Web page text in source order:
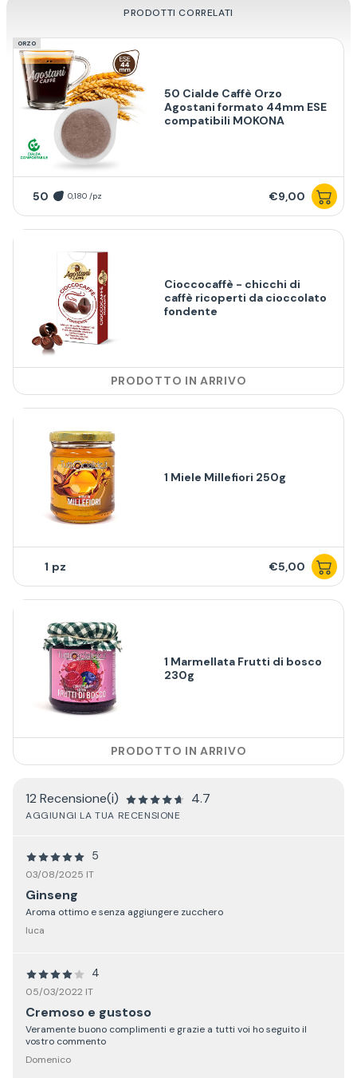
PRODOTTI CORRELATI
ORZO
50 Cialde Caffè Orzo
Agostani formato 44mm ESE
compatibili MOKONA
50 0,180 /pz €9,00
Cioccocaffè - chicchi di
caffè ricoperti da cioccolato
fondente
PRODOTTO IN ARRIVO
1 Miele Millefiori 250g
1 €5,00
1 Marmellata Frutti di bosco
230g
PRODOTTO IN ARRIVO
12 Recensione(i) 4.7
AGGIUNGI LA TUA RECENSIONE
5
03/08/2025 IT
Ginseng
Aroma ottimo e senza aggiungere zucchero
luca
4
05/03/2022 IT
Cremoso e gustoso
Veramente buono complimenti e grazie a tutti voi ho seguito il
vostro commento
Domenico